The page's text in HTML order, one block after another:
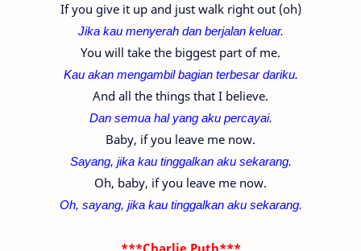
If you give it up and just walk right out (oh)
Jika kau menyerah dan berjalan keluar.
You will take the biggest part of me.
Kau akan mengambil bagian terbesar dariku.
And all the things that I believe.
Dan semua hal yang aku percayai.
Baby, if you leave me now.
Sayang, jika kau tinggalkan aku sekarang.
Oh, baby, if you leave me now.
Oh, sayang, jika kau tinggalkan aku sekarang.
***Charlie Puth***